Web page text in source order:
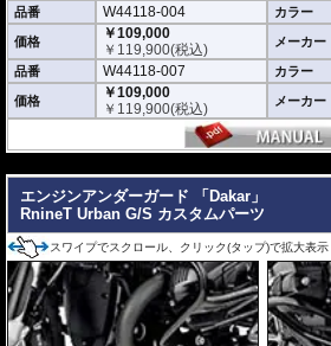
品番 W44118-004 カラー
価格
￥109,000
￥ 119,900(税込) メーカー
品番 W44118-007 カラー
価格
￥109,000
￥ 119,900(税込) メーカー
エンジンアンダーガード 「Dakar」
RnineT Urban G/S カスタムパーツ
スワイプでスクロール、クリック(タップ)で拡大表示